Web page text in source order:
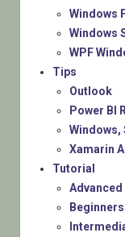
Windows
Windows
WPF
Tips
Outlook
Power BI
Windows,
Xamarin
Tutorial
Advanced
Beginners